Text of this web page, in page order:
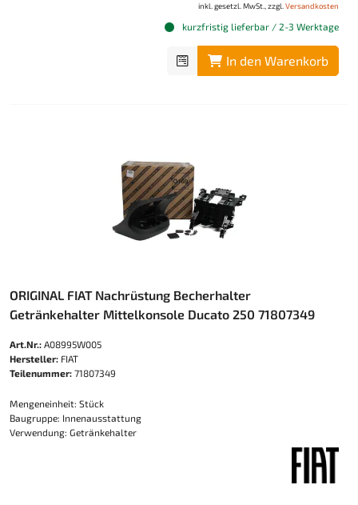
inkl. gesetzl. MwSt., zzgl. Versandkosten
kurzfristig lieferbar / 2-3 Werktage
In den Warenkorb
ORIGINAL FIAT Nachrüstung Becherhalter
Getränkehalter Mittelkonsole Ducato 250 71807349
Art.Nr.: A08995W005
Hersteller: FIAT
Teilenummer: 71807349
Mengeneinheit: Stück
Baugruppe: Innenausstattung
Verwendung: Getränkehalter